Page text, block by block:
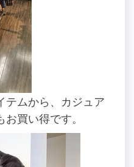
テムから、カジュア
買い得です。